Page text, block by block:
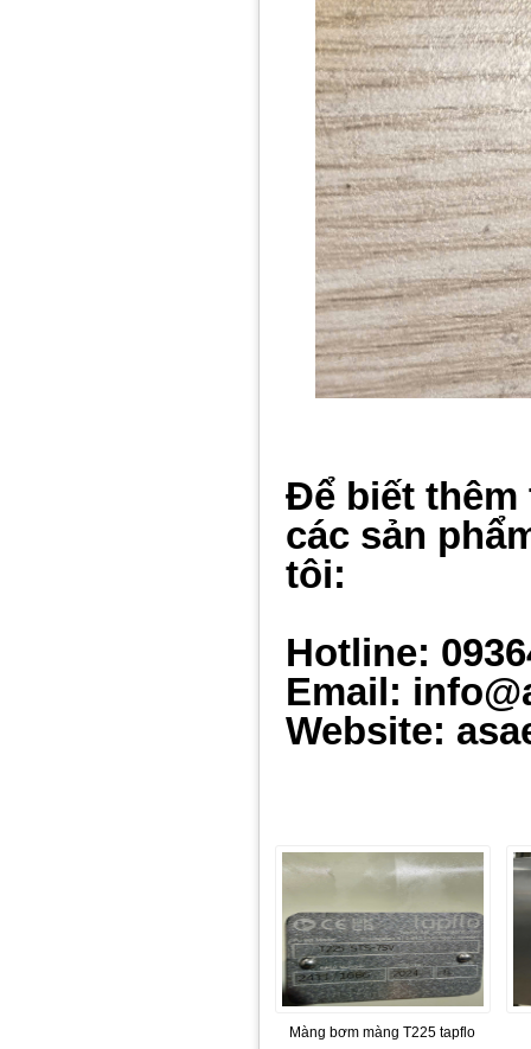
Để biết thêm
các sản
tôi:
Hotline:
Email:
Website:
Màng bơm màng T225 tapflo